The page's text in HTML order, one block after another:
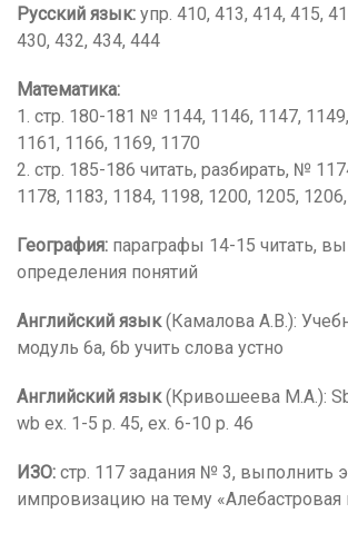
Русский язык: упр. 410, 413, 414, 415,
430, 432, 434, 444
Математика:
1. стр. 180-181 № 1144, 1146, 1147,
1161, 1166, 1169, 1170
2. стр. 185-186 читать, разбирать, №
1178, 1183, 1184, 1198, 1200, 1205,
География: параграфы 14-15 читать,
определения понятий
Английский язык(Камалова А.В.):
модуль 6a, 6b учить слова устно
Английский язык(Кривошеева М.А.):
wb ex. 1-5 p. 45, ex. 6-10 p. 46
ИЗО: стр. 117 задания № 3, выполнить
импровизацию на тему «Алебастровая